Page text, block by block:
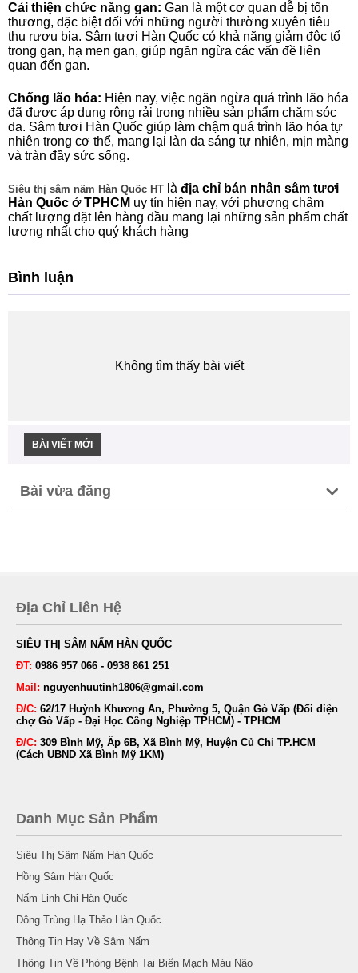
Cải thiện chức năng gan: Gan là một cơ quan dễ bị tổn
thương, đặc biệt đối với những người thường xuyên tiêu
thụ rượu bia. Sâm tươi Hàn Quốc có khả năng giảm độc tố
trong gan, hạ men gan, giúp ngăn ngừa các vấn đề liên
quan đến gan.
Chống lão hóa: Hiện nay, việc ngăn ngừa quá trình lão hóa
đã được áp dụng rộng rải trong nhiều sản phẩm chăm sóc
da. Sâm tươi Hàn Quốc giúp làm chậm quá trình lão hóa tự
nhiên trong cơ thể, mang lại làn da sáng tự nhiên, mịn màng
và tràn đầy sức sống.
Siêu thị sâm nấm Hàn Quốc HT là địa chỉ bán nhân sâm tươi
Hàn Quốc ở TPHCM uy tín hiện nay, với phương châm
chất lượng đặt lên hàng đầu mang lại những sản phẩm chất
lượng nhất cho quý khách hàng
Bình luận
Không tìm thấy bài viết
BÀI VIẾT MỚI
Bài vừa đăng
Địa Chỉ Liên Hệ
SIÊU THỊ SÂM NẤM HÀN QUỐC
ĐT: 0986 957 066 - 0938 861 251
Mail: nguyenhuutinh1806@gmail.com
Đ/C: 62/17 Huỳnh Khương An, Phường 5, Quận Gò Vấp (Đối diện
chợ Gò Vấp - Đại Học Công Nghiệp TPHCM) - TPHCM
Đ/C: 309 Bình Mỹ, Ấp 6B, Xã Bình Mỹ, Huyện Củ Chi TP.HCM
(Cách UBND Xã Bình Mỹ 1KM)
Danh Mục Sản Phẩm
Siêu Thị Sâm Nấm Hàn Quốc
Hồng Sâm Hàn Quốc
Nấm Linh Chi Hàn Quốc
Đông Trùng Hạ Thảo Hàn Quốc
Thông Tin Hay Về Sâm Nấm
Thông Tin Về Phòng Bệnh Tai Biến Mạch Máu Não